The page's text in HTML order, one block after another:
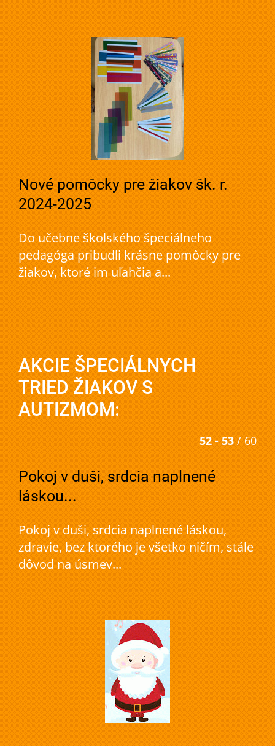
Nové pomôcky pre žiakov šk. r.
2024-2025
Do učebne školského špeciálneho
pedagóga pribudli krásne pomôcky pre
žiakov, ktoré im uľahčia a...
AKCIE ŠPECIÁLNYCH
TRIED ŽIAKOV S
AUTIZMOM:
52 - 53 / 60
Pokoj v duši, srdcia naplnené
láskou...
Pokoj v duši, srdcia naplnené láskou,
zdravie, bez ktorého je všetko ničím, stále
dôvod na úsmev...